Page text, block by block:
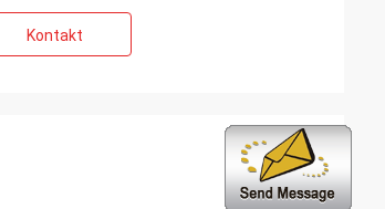
Kontakt